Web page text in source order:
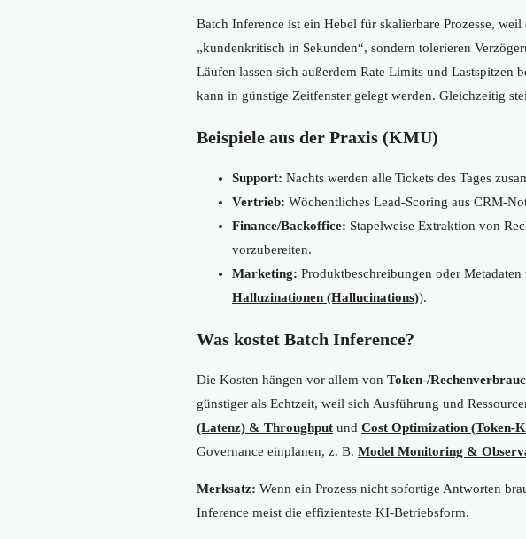
Batch Inference ist ein Hebel für skalierbare Prozesse, weil
„kundenkritisch in Sekunden“, sondern tolerieren
Läufen lassen sich außerdem Rate Limits und Lastspitzen
kann in günstige Zeitfenster gelegt werden. Gleichzeitig
Beispiele aus der Praxis (KMU)
Support: Nachts werden alle Tickets des Tages
Vertrieb: Wöchentliches Lead-Scoring aus CRM-
Finance/Backoffice: Stapelweise Extraktion von
vorzubereiten.
Marketing: Produktbeschreibungen oder
Halluzinationen (Hallucinations)).
Was kostet Batch Inference?
Die Kosten hängen vor allem von Token-/
günstiger als Echtzeit, weil sich Ausführung und
(Latenz) & Throughput und Cost Optimization (Token-
Governance einplanen, z. B. Model Monitoring &
Merksatz: Wenn ein Prozess nicht sofortige Antworten
Inference meist die effizienteste KI-Betriebsform.